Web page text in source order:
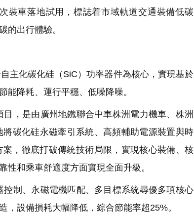
裝車落地試用，標誌着市域軌道交通裝備低碳
的出行體驗。
主化碳化硅（SiC）功率器件為核心，實現基於
能降耗、運行平穩、低噪降噪。
，是由廣州地鐵聯合中車株洲電力機車、株洲
碳化硅永磁牽引系統、高頻輔助電源裝置與時
，徹底打破傳統技術局限，實現核心裝備、核
和乘車舒適度方面實現全面升級。
制、永磁電機匹配、多目標系統尋優多項核心
設備損耗大幅降低，綜合節能率超25%。